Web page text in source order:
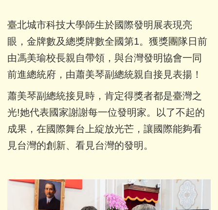
臺北城市科技大學師生於國際發明展表現亮
眼，金牌數及總獎牌數全國第1。獲獎團隊日前
由馮美瑜校長親自帶領，與台灣發明協會一同
前進總統府，由蕭美琴副總統親自接見表揚！
蕭美琴副總統接見時，肯定得獎者都是臺灣之
光!她代表國家謝謝每一位發明家。以了不起的
成果，在國際舞台上綻放光芒，讓國際能夠看
見台灣的創新、看見台灣的發明。